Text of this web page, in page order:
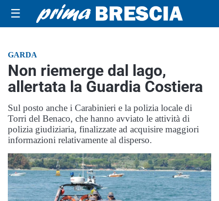
☰
GARDA
Non riemerge dal lago,
allertata la Guardia Costiera
Sul posto anche i Carabinieri e la polizia locale di
Torri del Benaco, che hanno avviato le attività di
polizia giudiziaria, finalizzate ad acquisire maggiori
informazioni relativamente al disperso.